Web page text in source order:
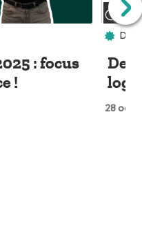
: focus
!
28 oct.